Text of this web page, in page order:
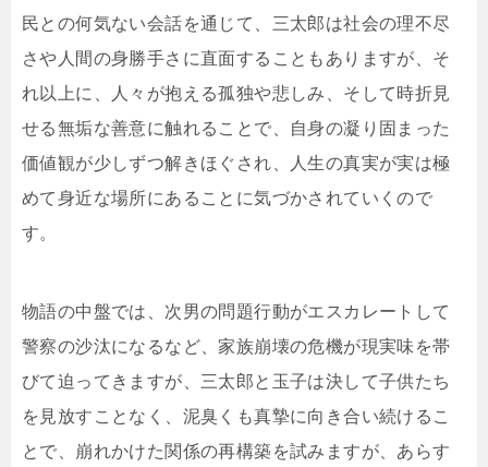
民との何気ない会話を通じて、三太郎は社会の理不尽
さや人間の身勝手さに直面することもありますが、そ
れ以上に、人々が抱える孤独や悲しみ、そして時折見
せる無垢な善意に触れることで、自身の凝り固まった
価値観が少しずつ解きほぐされ、人生の真実が実は極
めて身近な場所にあることに気づかされていくので
す。
物語の中盤では、次男の問題行動がエスカレートして
警察の沙汰になるなど、家族崩壊の危機が現実味を帯
びて迫ってきますが、三太郎と玉子は決して子供たち
を見放すことなく、泥臭くも真摯に向き合い続けるこ
とで、崩れかけた関係の再構築を試みますが、あらす